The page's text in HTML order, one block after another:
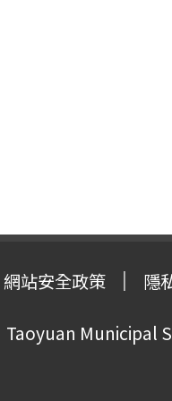
網站安全政策 隱
Taoyuan Municipal